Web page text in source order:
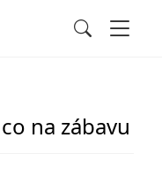
Search
na zábavu